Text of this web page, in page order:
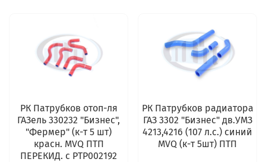
РК Патрубков отоп-ля
ГАЗель 330232 "Бизнес",
"Фермер" (к-т 5 шт)
красн. MVQ ПТП
ПЕРЕКИД. с PTP002192
РК Патрубков радиатора
ГАЗ 3302 "Бизнес" дв.УМЗ
4213,4216 (107 л.с.) синий
MVQ (к-т 5шт) ПТП